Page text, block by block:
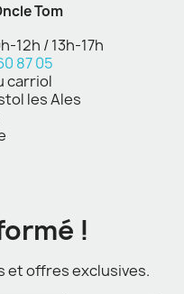
Tom
12h / 13h-17h
87 05
carriol
les Ales
!
et offres exclusives.